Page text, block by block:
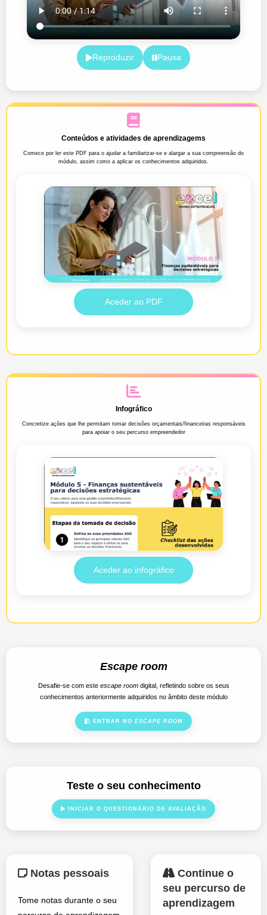
Reproduzir Pausa
Conteúdos e atividades de aprendizagems
Comece por ler este PDF para o ajudar a familiarizar-se e alargar a sua compreensão do
módulo, assim como a aplicar os conhecimentos adquiridos.
Aceder ao PDF
Infográfico
Concretize ações que lhe permitam tomar decisões orçamentais/financeiras responsáveis
para apoiar o seu percurso empreendedor
Aceder ao infográfico
Escape room
Desafie-se com este escape roomdigital, refletindo sobre os seus
conhecimentos anteriormente adquiridos no âmbito deste módulo
ENTRAR NO ESCAPE ROOM
Teste o seu conhecimento
INICIAR O QUESTIONÁRIO DE AVALIAÇÃO
Notas pessoais
Tome notas durante o seu
Continue o
seu percurso de
aprendizagem